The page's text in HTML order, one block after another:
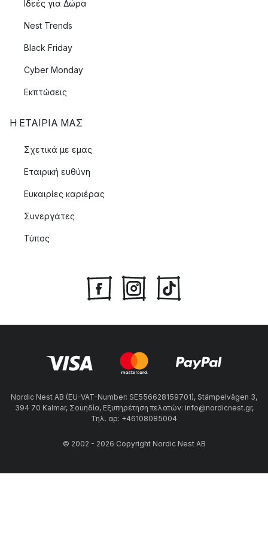
Ιδεές για Δώρα
Nest Trends
Black Friday
Cyber Monday
Εκπτώσεις
Η ΕΤΑΊΡΙΑ ΜΑΣ
Σχετικά με εμας
Εταιρική ευθύνη
Ευκαιρίες καριέρας
Συνεργάτες
Τύπος
Nordic Nest AB (EU-VAT-Number: SE556628159701), Stämpelvägen 3,
394 70 Kalmar, Σουηδία, Εξυπηρέτηση πελατών: info@nordicnest.gr,
Τηλ. αρ: +46108085004
© 2002 - 2026 Copyright Nordic Nest AB